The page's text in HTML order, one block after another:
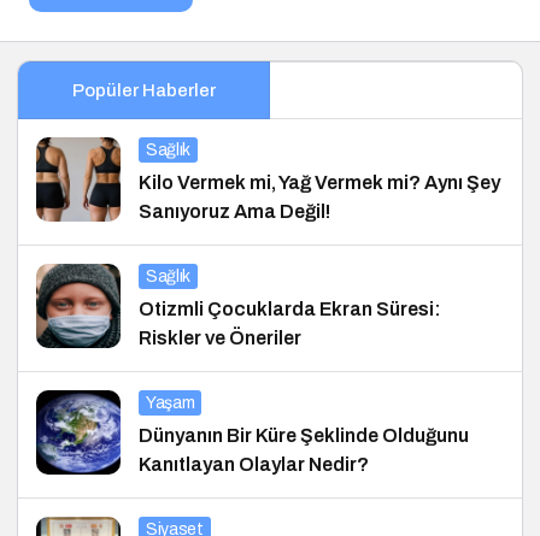
Popüler Haberler
Sağlık
Kilo Vermek mi, Yağ Vermek mi? Aynı Şey
Sanıyoruz Ama Değil!
Sağlık
Otizmli Çocuklarda Ekran Süresi:
Riskler ve Öneriler
Yaşam
Dünyanın Bir Küre Şeklinde Olduğunu
Kanıtlayan Olaylar Nedir?
Siyaset